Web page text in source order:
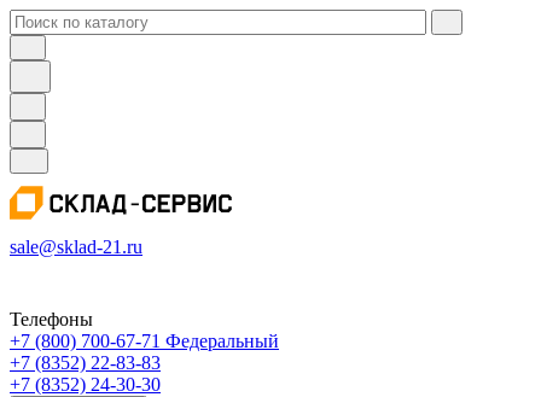
sale@sklad-21.ru
Телефоны
+7 (800) 700-67-71 Федеральный
+7 (8352) 22-83-83
+7 (8352) 24-30-30